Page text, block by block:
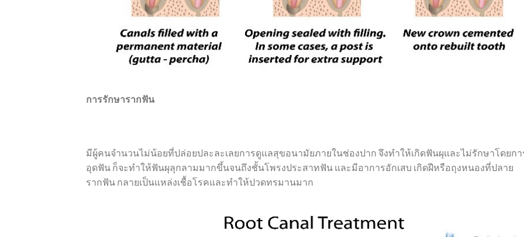
การรักษารากฟัน
มีผู้คนจำนวนไม่น้อยที่ปล่อยปละละเลยการดูแลสุขอนามัยภายในช่องปาก จึงทำให้เกิดฟันผุและไม่รักษาโดยกา
อุดฟัน ก็จะทำให้ฟันผุลุกลามมากขึ้นจนถึงชั้นโพรงประสาทฟัน และมีอาการอักเสบ เกิดฝีหรือถุงหนองที่ปลาย
รากฟัน กลายเป็นแหล่งเชื้อโรคและทำให้ปวดทรมานมาก